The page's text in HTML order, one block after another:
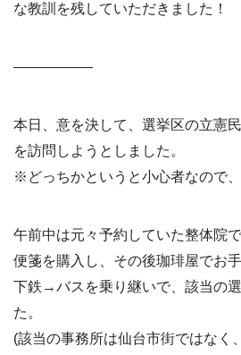
な教訓を残していただきました！
—————–
本日、意を決して、選挙区の立憲
を訪問しようとしました。
※どっちかというと小心者なので
午前中は元々予約していた整体院
便箋を購入し、その後珈琲屋でお
下鉄→バスを乗り継いで、該当の
た。
(該当の事務所は仙台市街ではなく